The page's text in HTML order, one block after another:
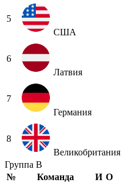
5
США
6
Латвия
7
Германия
8
Великобритания
Группа B
№
Команда И О